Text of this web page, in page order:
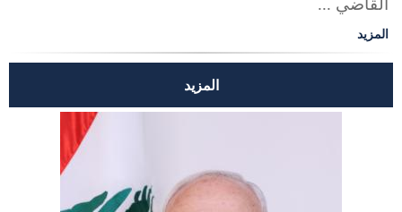
القاضي ...
المزيد
المزيد